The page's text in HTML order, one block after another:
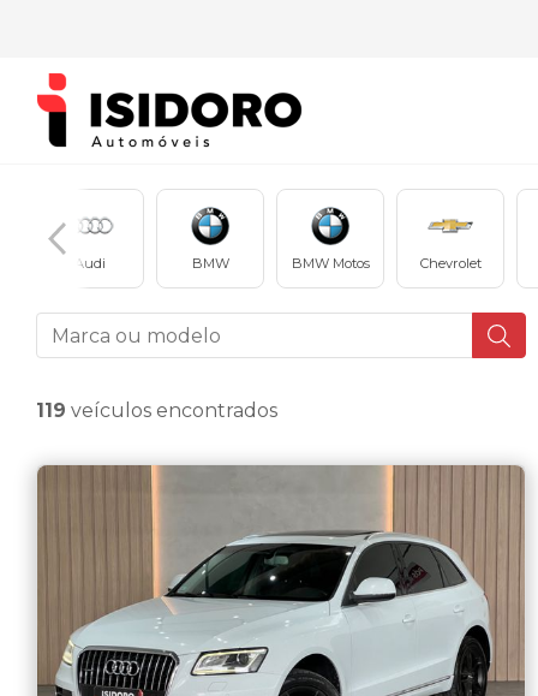
Audi BMW BMW Motos Chevrolet
119 veículos encontrados